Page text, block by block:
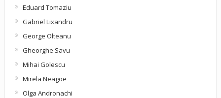
Eduard Tomaziu
Gabriel Lixandru
George Olteanu
Gheorghe Savu
Mihai Golescu
Mirela Neagoe
Olga Andronachi